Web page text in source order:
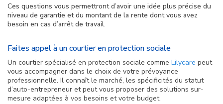
Ces questions vous permettront d’avoir une idée plus précise du
niveau de garantie et du montant de la rente dont vous avez
besoin en cas d’arrêt de travail.
Faites appel à un courtier en protection sociale
Un courtier spécialisé en protection sociale comme Lilycare peut
vous accompagner dans le choix de votre prévoyance
professionnelle. Il connaît le marché, les spécificités du statut
d’auto-entrepreneur et peut vous proposer des solutions sur-
mesure adaptées à vos besoins et votre budget.